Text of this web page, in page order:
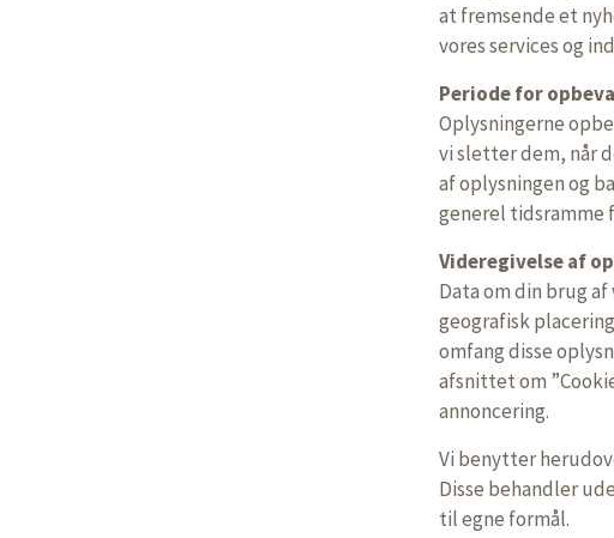
at fremsende et
vores services og
Periode for
Oplysningerne
vi sletter dem, når
af oplysningen og
generel tidsramme
Videregivelse af
Data om din brug
geografisk
omfang disse
afsnittet om
annoncering.
Vi benytter
Disse behandler
til egne formål.